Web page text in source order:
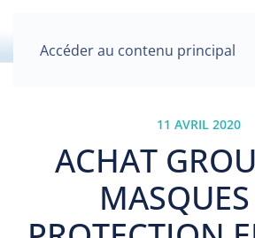
Accéder au contenu principal
11 AVRIL 2020
ACHAT